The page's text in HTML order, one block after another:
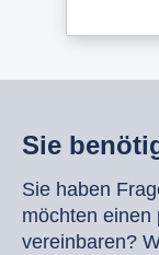
Sie
Sie haben
möchten einen
vereinbaren?